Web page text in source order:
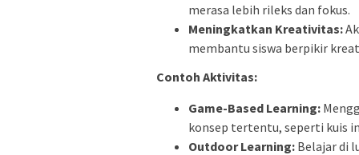
merasa lebih rileks dan fokus.
Meningkatkan Kreativitas:
membantu siswa berpikir
Contoh Aktivitas:
Game-Based Learning:
konsep tertentu, seperti kuis
Outdoor Learning: Belajar di